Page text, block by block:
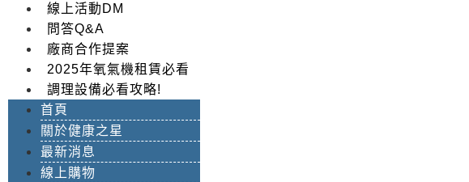
線上活動DM
問答Q&A
廠商合作提案
2025年氧氣機租賃必看
調理設備必看攻略!
首頁
關於健康之星
最新消息
線上購物